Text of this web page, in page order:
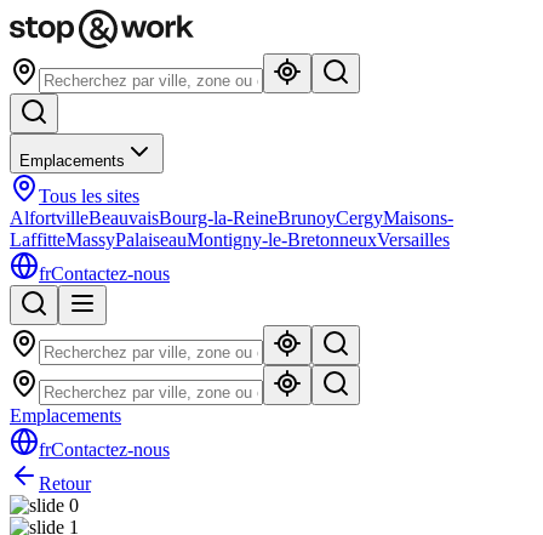
Emplacements
Tous les sites
AlfortvilleBeauvaisBourg-la-ReineBrunoyCergyMaisons-
LaffitteMassyPalaiseauMontigny-le-BretonneuxVersailles
frContactez-nous
Emplacements
frContactez-nous
Retour